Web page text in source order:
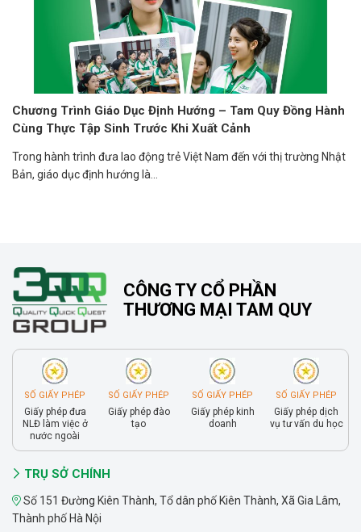
Chương Trình Giáo Dục Định Hướng – Tam Quy Đồng Hành
Cùng Thực Tập Sinh Trước Khi Xuất Cảnh
Trong hành trình đưa lao động trẻ Việt Nam đến với thị trường Nhật
Bản, giáo dục định hướng là...
CÔNG TY CỔ PHẦN
THƯƠNG MẠI TAM QUY
SỐ GIẤY PHÉP
Giấy phép đưa
NLĐ làm việc ở
nước ngoài
SỐ GIẤY PHÉP
Giấy phép đào
tạo
SỐ GIẤY PHÉP
Giấy phép kinh
doanh
SỐ GIẤY PHÉP
Giấy phép dịch
vụ tư vấn du học
TRỤ SỞ CHÍNH
Số 151 Đường Kiên Thành, Tổ dân phố Kiên Thành, Xã Gia Lâm,
Thành phố Hà Nội